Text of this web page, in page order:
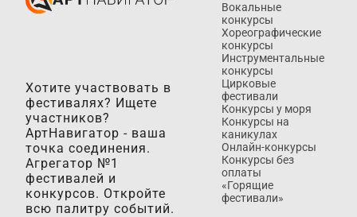
Хотите участвовать в
фестивалях? Ищете
участников?
АртНавигатор - ваша
точка соединения.
Агрегатор №1
фестивалей и
конкурсов. Откройте
всю палитру событий.
Вокальные
конкурсы
Хореографические
конкурсы
Инструментальные
конкурсы
Цирковые
фестивали
Конкурсы у моря
Конкурсы на
каникулах
Онлайн-конкурсы
Конкурсы без
оплаты
«Горящие
фестивали»